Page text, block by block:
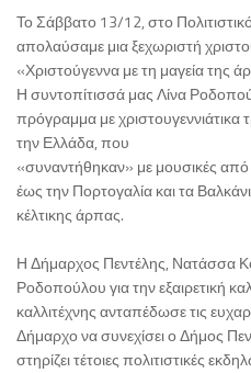
Το Σάββατο 13/12, στο
απολαύσαμε μια ξεχωριστή
«Χριστούγεννα με τη μαγεία της
Η συντοπίτισσά μας Λίνα
πρόγραμμα με χριστουγεννιάτικα
την Ελλάδα, που
«συναντήθηκαν» με μουσικές από
έως την Πορτογαλία και τα
κέλτικης άρπας.
Η Δήμαρχος Πεντέλης, Νατάσσα
Ροδοπούλου για την εξαιρετική
καλλιτέχνης ανταπέδωσε τις
Δήμαρχο να συνεχίσει ο Δήμος
στηρίζει τέτοιες πολιτιστικές